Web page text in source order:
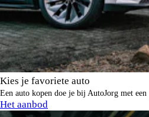
Kies je favoriete auto
Een auto kopen doe je bij AutoJorg met
Het aanbod